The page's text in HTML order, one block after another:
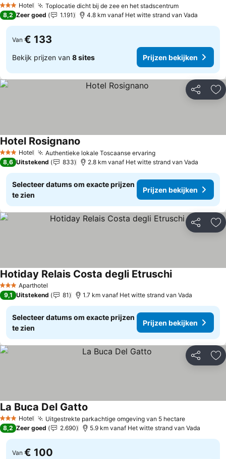
3 SterrenHotel
Toplocatie dicht bij de zee en het stadscentrum
8,2 Zeer goed 1.191 4.8 km vanaf Het witte strand van Vada
Van € 133
Bekijk prijzen van 8 sites Prijzen bekijken
Delen
3 SterrenHotel Authentieke lokale Toscaanse ervaring
Hotel Rosignano
8,6 Uitstekend 833 2.8 km vanaf Het witte strand van Vada
Selecteer datums om exacte prijzen
te zien
Prijzen bekijken
Delen
3 SterrenAparthotel
Hotiday Relais Costa degli Etruschi
9,1 Uitstekend 81 1.7 km vanaf Het witte strand van Vada
Selecteer datums om exacte prijzen
te zien
Prijzen bekijken
Delen
3 SterrenHotel Uitgestrekte parkachtige omgeving van 5 hectare
La Buca Del Gatto
8,2 Zeer goed 2.690 5.9 km vanaf Het witte strand van Vada
Van € 100